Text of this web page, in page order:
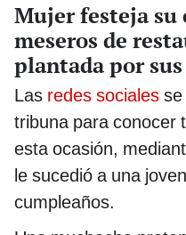
Mujer festeja su
meseros de
plantada por
Las redes sociales
tribuna para conocer
esta ocasión,
le sucedió a una
cumpleaños.